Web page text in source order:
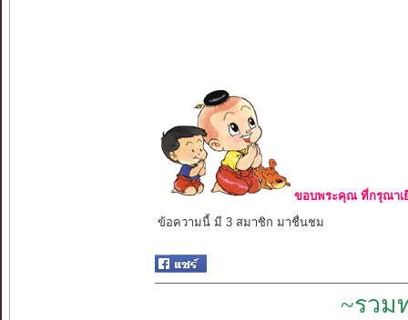
ขอบพระคุณ ที่กรุณาเ
ข้อความนี้ มี 3 สมาชิก มาชื่นชม
~รวม